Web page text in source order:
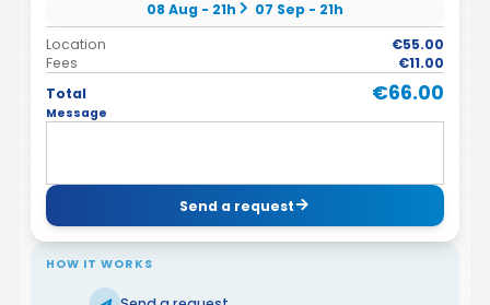
08 Aug - 21h
07 Sep - 21h
Location
€55.00
Fees
€11.00
Total
€66.00
Message
Send a request
HOW IT WORKS